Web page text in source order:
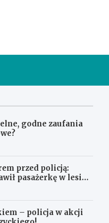
godne zaufania
przed policją:
pasażerkę w lesie i
– policja w akcji